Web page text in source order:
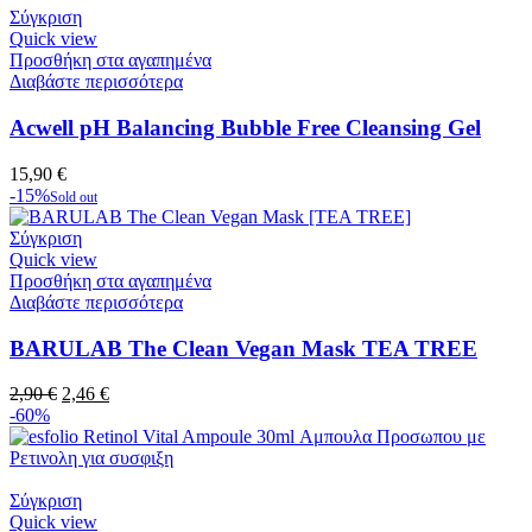
Σύγκριση
Quick view
Προσθήκη στα αγαπημένα
Διαβάστε περισσότερα
Acwell pH Balancing Bubble Free Cleansing Gel
15,90 €
-15%Sold out
Σύγκριση
Quick view
Προσθήκη στα αγαπημένα
Διαβάστε περισσότερα
BARULAB The Clean Vegan Mask TEA TREE
2,90€ Original
was:
2,90 €.
2,46 €Η
τιμή
είναι:
-60%
Σύγκριση
Quick view